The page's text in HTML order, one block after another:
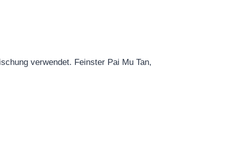
verwendet. Feinster Pai Mu Tan,